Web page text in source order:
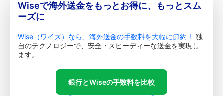
Wiseで海外送金をもっとお得に、もっとスム
ーズに
Wise（ワイズ）なら、海外送金の手数料を大幅に節約！ 独
自のテクノロジーで、安全・スピーディーな送金を実現し
ます。
銀行とWiseの手数料を比較